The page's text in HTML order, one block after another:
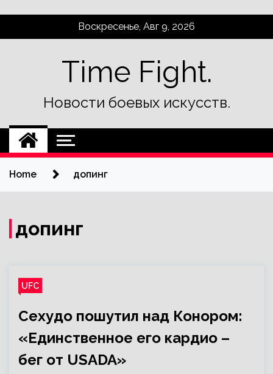
Воскресенье, Авг 9, 2026
Time Fight.
Новости боевых искусств.
Home допинг
допинг
UFC
Сехудо пошутил над Конором:
«Единственное его кардио –
бег от USADA»